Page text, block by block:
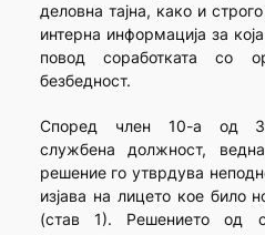
деловна тајна, како и
интерна информација за
повод соработката со
безбедност.
Според член 10-а од
службена должност,
решение го утврдува
изјава на лицето кое било
(став 1). Решението од